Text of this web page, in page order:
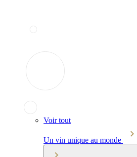
Voir tout
Un vin unique au monde